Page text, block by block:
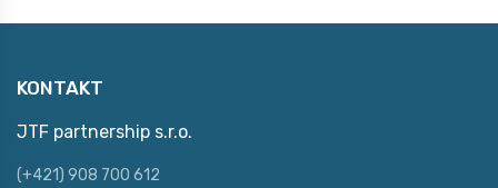
KONTAKT
JTF partnership s.r.o.
(+421) 908 700 612